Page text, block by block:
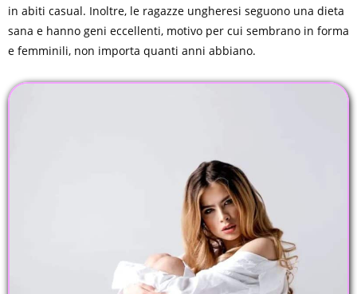
in abiti casual. Inoltre, le ragazze ungheresi seguono una dieta
sana e hanno geni eccellenti, motivo per cui sembrano in forma
e femminili, non importa quanti anni abbiano.